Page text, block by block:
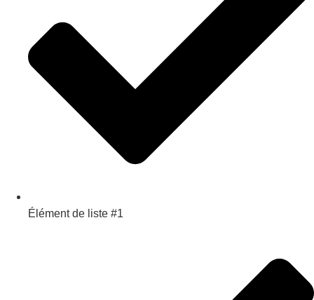
Élément de liste #1